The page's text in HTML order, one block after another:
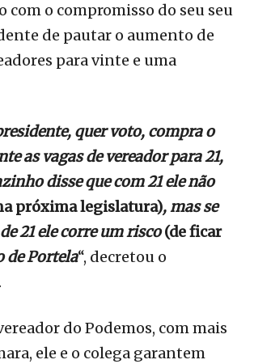
com o compromisso do seu seu
de pautar o aumento de
para vinte e uma
quer voto, compra o
as vagas de vereador para 21,
disse que com 21 ele não
próxima legislatura), mas se
21 ele corre um risco(de ficar
de Portela“, decretou o
do Podemos, com mais
ele e o colega garantem